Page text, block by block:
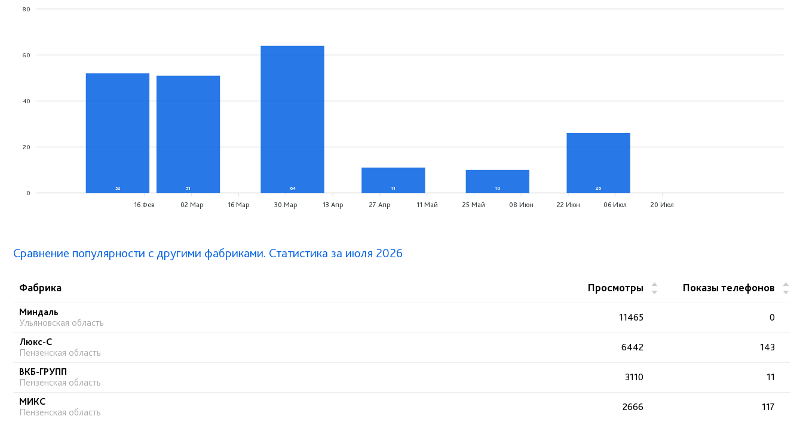
80
60
40
20
0
52 51 64 11 10 26
16 Фев 02 Мар 16 Мар 30 Мар 13 Апр 27 Апр 11 Май 25 Май 08 Июн 22 Июн 06 Июл 20 Июл
Сравнение популярности с другими фабриками. Статистика за июля 2026
Фабрика Просмотры
▲
▼
Показы телефонов
▲
▼
Миндаль
Ульяновская область
11465 0
Люкс-С
Пензенская область
6442 143
ВКБ-ГРУПП
Пензенская область
3110 11
МИКС
Пензенская область
2666 117